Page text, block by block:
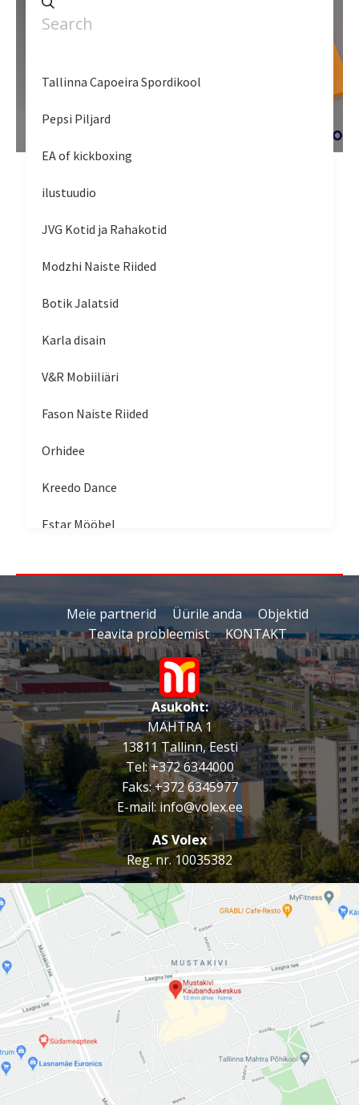
Tallinna Capoeira Spordikool
Pepsi Piljard
EA of kickboxing
ilustuudio
JVG Kotid ja Rahakotid
Modzhi Naiste Riided
Botik Jalatsid
Karla disain
V&R Mobiiliäri
Fason Naiste Riided
Orhidee
Kreedo Dance
Estar Mööbel
Terina Riidepood
TotallDoors
Stiilne Mööbel
Känguru
Fason Meeste Riided
Amadeo Laste Riided
Vävars
AZMIR BOUTIQUE PARFÜÜMID
Joy Eesti
Õmblusateljee
Veta Riidepood
Tapeedikeskus
Meie partnerid Üürile anda
Objektid
Teavita probleemist
KONTAKT
Asukoht:
MAHTRA 1
13811 Tallinn, Eesti
Tel:+372 6344000
Faks: +372 6345977
E-mail:info@volex.ee
AS Volex
Reg. nr. 10035382